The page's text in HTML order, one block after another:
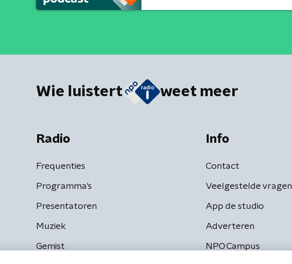
Wie luistert weet meer
Radio
Frequenties
Programma's
Presentatoren
Muziek
Gemist
Info
Contact
Veelgestelde vragen
App de studio
Adverteren
NPO Campus